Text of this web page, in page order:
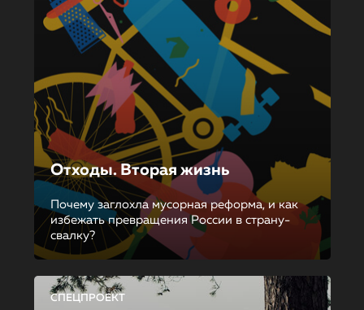
Отходы. Вторая жизнь
Почему заглохла мусорная реформа, и как
избежать превращения России в страну-
свалку?
СПЕЦПРОЕКТ